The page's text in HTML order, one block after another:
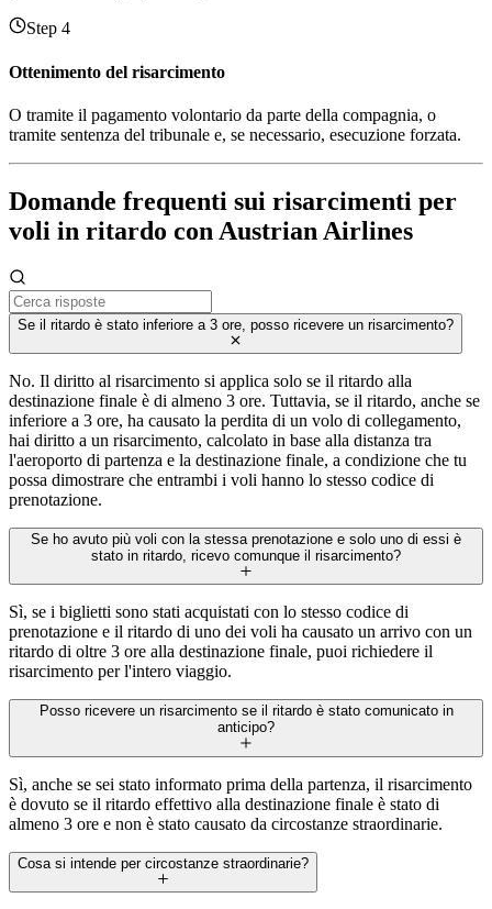
Step 4
Ottenimento del risarcimento
O tramite il pagamento volontario da parte della compagnia, o
tramite sentenza del tribunale e, se necessario, esecuzione forzata.
Domande frequenti sui risarcimenti per
voli in ritardo con Austrian Airlines
Se il ritardo è stato inferiore a 3 ore, posso ricevere un risarcimento?
No. Il diritto al risarcimento si applica solo se il ritardo alla
destinazione finale è di almeno 3 ore. Tuttavia, se il ritardo, anche se
inferiore a 3 ore, ha causato la perdita di un volo di collegamento,
hai diritto a un risarcimento, calcolato in base alla distanza tra
l'aeroporto di partenza e la destinazione finale, a condizione che tu
possa dimostrare che entrambi i voli hanno lo stesso codice di
prenotazione.
Se ho avuto più voli con la stessa prenotazione e solo uno di essi è
stato in ritardo, ricevo comunque il risarcimento?
Sì, se i biglietti sono stati acquistati con lo stesso codice di
prenotazione e il ritardo di uno dei voli ha causato un arrivo con un
ritardo di oltre 3 ore alla destinazione finale, puoi richiedere il
risarcimento per l'intero viaggio.
Posso ricevere un risarcimento se il ritardo è stato comunicato in
anticipo?
Sì, anche se sei stato informato prima della partenza, il risarcimento
è dovuto se il ritardo effettivo alla destinazione finale è stato di
almeno 3 ore e non è stato causato da circostanze straordinarie.
Cosa si intende per circostanze straordinarie?